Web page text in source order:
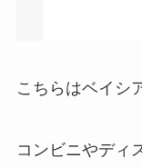
こちらはベイシ
コンビニやディ